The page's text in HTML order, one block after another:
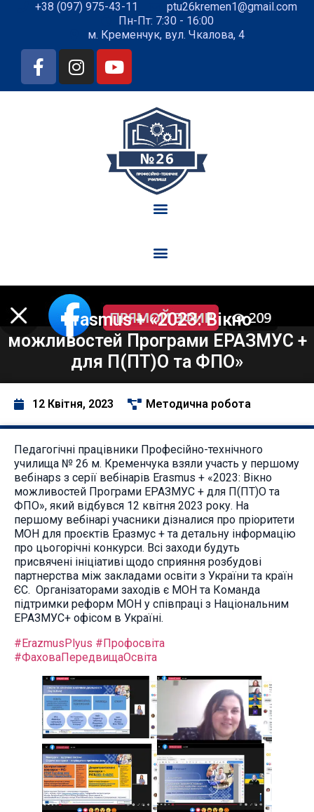
+38 (097) 975-43-11
ptu26kremen1@gmail.com
Пн-Пт: 7:30 - 16:00
м. Кременчук, вул. Чкалова, 4
Erasmus + «2023: Вікно
можливостей Програми ЕРАЗМУС +
для П(ПТ)О та ФПО»
12 Квітня, 2023 Методична робота
Педагогічні працівники Професійно-технічного
училища № 26 м. Кременчука взяли участь у першому
вебінарs з серії вебінарів Erasmus + «2023: Вікно
можливостей Програми ЕРАЗМУС + для П(ПТ)О та
ФПО», який відбувся 12 квітня 2023 року. На
першому вебінарі учасники дізналися про пріоритети
МОН для проєктів Еразмус + та детальну інформацію
про цьогорічні конкурси. Всі заходи будуть
присвячені ініціативі щодо сприяння розбудові
партнерства між закладами освіти з України та країн
ЄС. Організаторами заходів є МОН та Команда
підтримки реформ МОН у співпраці з Національним
ЕРАЗМУС+ офісом в Україні.
#ErazmusPlyus #Профосвіта
#ФаховаПередвищаОсвіта